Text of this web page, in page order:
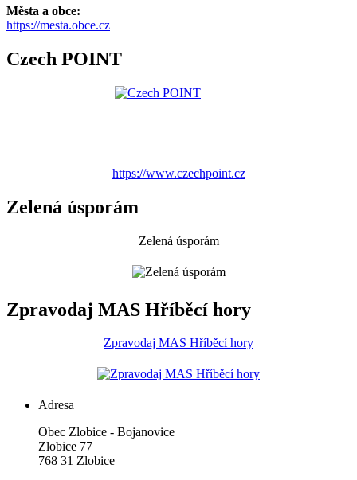
Města a obce:
https://mesta.obce.cz
Czech POINT
https://www.czechpoint.cz
Zelená úsporám
Zelená úsporám
Zpravodaj MAS Hříběcí hory
Zpravodaj MAS Hříběcí hory
Adresa
Obec Zlobice - Bojanovice
Zlobice 77
768 31 Zlobice